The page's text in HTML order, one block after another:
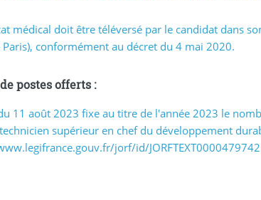
médical doit être téléversé par le candidat dans
Paris), conformément au décret du 4 mai 2020.
postes offerts :
11 août 2023 fixe au titre de l'année 2023 le
supérieur en chef du développement
jorf/id/